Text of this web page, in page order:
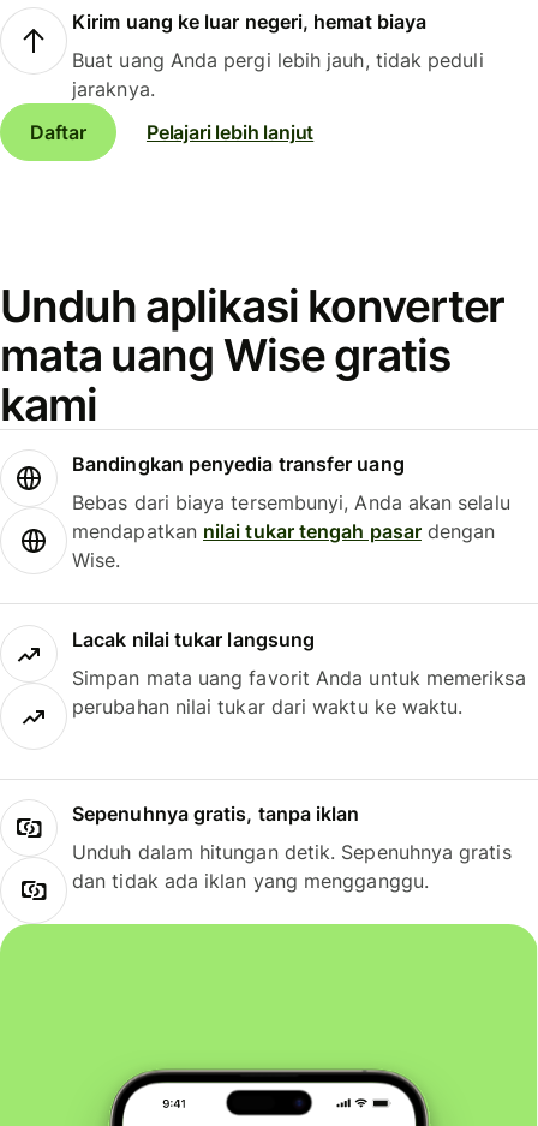
Kirim uang ke luar negeri, hemat biaya
Buat uang Anda pergi lebih jauh, tidak peduli
jaraknya.
Daftar
Pelajari lebih lanjut
Unduh aplikasi konverter
mata uang Wise gratis
kami
Bandingkan penyedia transfer uang
Bebas dari biaya tersembunyi, Anda akan selalu
mendapatkan nilai tukar tengah pasardengan
Wise.
Lacak nilai tukar langsung
Simpan mata uang favorit Anda untuk memeriksa
perubahan nilai tukar dari waktu ke waktu.
Sepenuhnya gratis, tanpa iklan
Unduh dalam hitungan detik. Sepenuhnya gratis
dan tidak ada iklan yang mengganggu.